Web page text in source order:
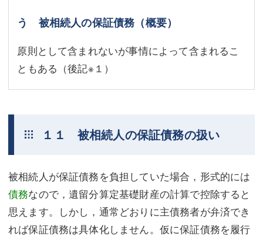
う 被相続人の保証債務（概要）
原則として含まれないが事情によって含まれるこ
ともある（後記※１ ）
１１ 被相続人の保証債務の扱い
被相続人が保証債務を負担していた場合，形式的には
債務なので，遺留分算定基礎財産の計算で控除すると
思えます。しかし，通常どおりに主債務者が弁済でき
れば保証債務は具体化しません。仮に保証債務を履行